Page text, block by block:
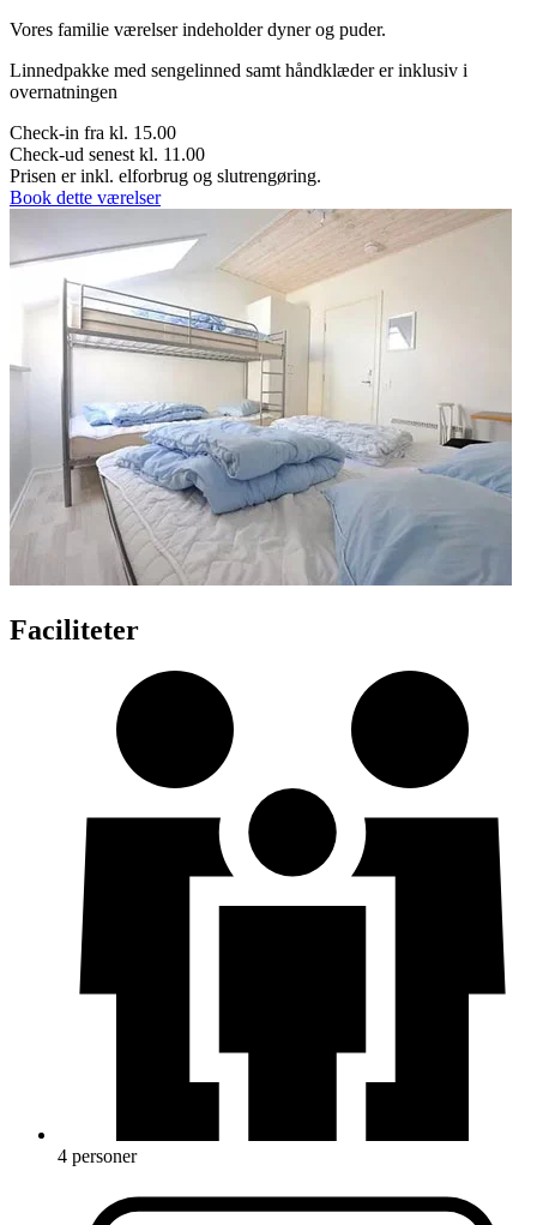
Vores familie værelser indeholder dyner og puder.
Linnedpakke med sengelinned samt håndklæder er inklusiv i
overnatningen
Check-in fra kl. 15.00
Check-ud senest kl. 11.00
Prisen er inkl. elforbrug og slutrengøring.
Book dette værelser
Faciliteter
4 personer